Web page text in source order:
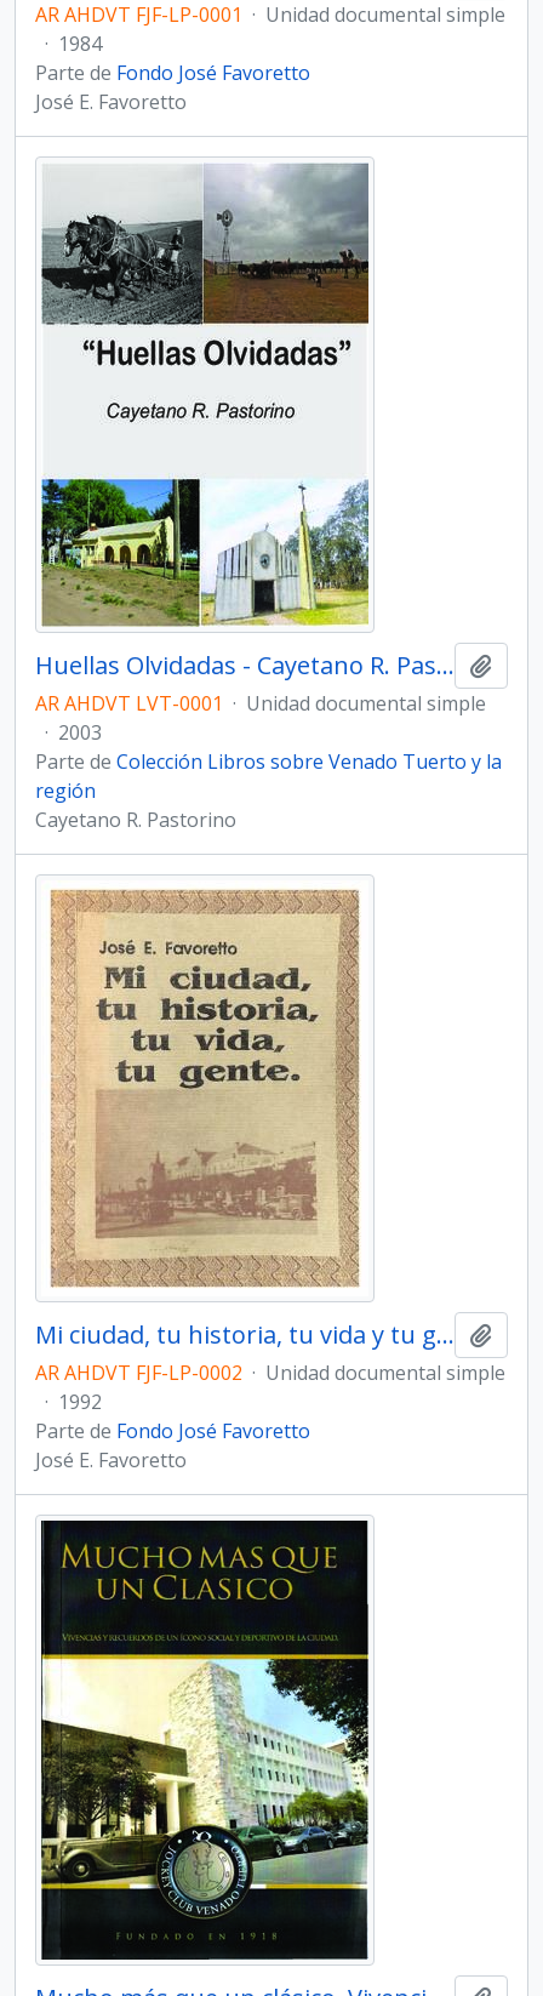
AR AHDVT FJF-LP-0001 · Unidad documental simple
· 1984
Parte de Fondo José Favoretto
José E. Favoretto
Huellas Olvidadas - Cayetano R. Pastorino
AR AHDVT LVT-0001 · Unidad documental simple
· 2003
Parte de Colección Libros sobre Venado Tuerto y la
región
Cayetano R. Pastorino
Mi ciudad, tu historia, tu vida y tu gente
AR AHDVT FJF-LP-0002 · Unidad documental simple
· 1992
Parte de Fondo José Favoretto
José E. Favoretto